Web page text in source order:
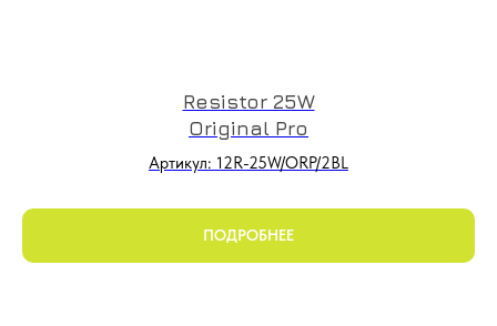
Resistor 25W
Original Pro
Артикул: 12R-25W/ORP/2BL
ПОДРОБНЕЕ